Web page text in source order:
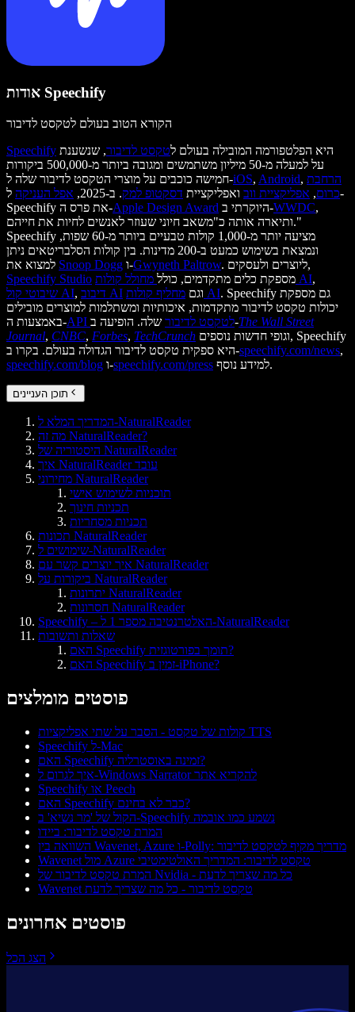
אודות Speechify
הקורא הטוב בעולם לטקסט לדיבור
Speechify
היא הפלטפורמה המובילה בעולם לטקסט לדיבור, שנשענת
על למעלה מ-50 מיליון משתמשים ומגובה ביותר מ-500,000 ביקורות
חמישה כוכבים על מוצרי הטקסט לדיבור שלה ל-iOS, Android, הרחבת
כרום, אפליקציית ווב ואפליקציית דסקטופ למק. ב-2025, אפל העניקה ל-
Speechify את פרס ה-Apple Design Award היוקרתי ב-WWDC,
ותיארה אותה כ"משאב חיוני שעוזר לאנשים לחיות את חייהם."
Speechify מציעה יותר מ-1,000 קולות טבעיים ביותר מ-60 שפות,
ונמצאת בשימוש כמעט ב-200 מדינות. בין קולות הסלבריטאים ניתן
Snoop Dogg ו-Gwyneth Paltrow
. ליוצרים ולעסקים,
Speechify Studio
מספקת כלים מתקדמים, כולל מחולל קולות AI,
שיבוטי קול AI, דיבוב AI וגם מחליף קולות AI. Speechify גם מספקת
יכולות טקסט לדיבור מתקדמות, איכותיות ומשתלמות למוצרים מובילים
באמצעות ה-
API לטקסט לדיבורשלה. הופיעה ב-The Wall Street
Journal, CNBC, Forbes, TechCrunch
היא ספקית טקסט לדיבור הגדולה בעולם. בקרו ב-speechify.com/news,
speechify.com/blog ו-speechify.com/press למידע נוסף.
תוכן העניינים
המדריך המלא ל-NaturalReader
מה זה NaturalReader?
היסטוריה של NaturalReader
איך NaturalReader עובד
מחירוני NaturalReader
תוכניות לשימוש אישי
תכניות חינוך
תכניות מסחריות
תכונות NaturalReader
שימושים ל-NaturalReader
איך יוצרים קשר עם NaturalReader
ביקורות על NaturalReader
יתרונות NaturalReader
חסרונות NaturalReader
Speechify – האלטרנטיבה מספר 1 ל-NaturalReader
שאלות ותשובות
האם Speechify תומך בפורטוגזית?
האם Speechify זמין ב-iPhone?
פוסטים מומלצים
קולות של טקסט - הסבר על שתי אפליקציות TTS
Speechify ל-Mac
האם Speechify זמינה באוסטרליה?
איך לגרום ל-Windows Narrator להקריא אתר
Speechify או Peech
האם Speechify כבר לא בחינם?
הקול של 'מר נשיא' ב‑Speechify נשמע כמו אובמה
המרת טקסט לדיבור: ביידו
השוואה בין Wavenet, Azure ו-Polly: מדריך מקיף לטקסט לדיבור
Wavenet מול Azure טקסט לדיבור: המדריך האולטימטיבי
המרת טקסט לדיבור של Nvidia - כל מה שצריך לדעת
Wavenet טקסט לדיבור - כל מה שצריך לדעת
פוסטים אחרונים
הצג הכל